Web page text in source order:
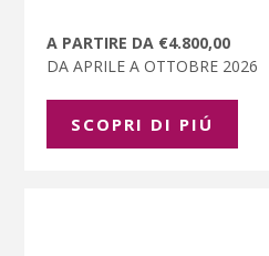
A PARTIRE DA €4.800,00
DA APRILE A OTTOBRE 2026
SCOPRI DI PIÚ